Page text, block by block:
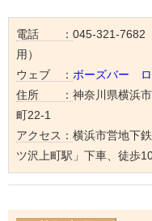
電話 ： 045-321-7682
用）
ウェブ ： ボーズバー ロ
住所 ： 神奈川県横浜
町22-1
アクセス： 横浜市営地下
ツ沢上町駅」下車、徒歩